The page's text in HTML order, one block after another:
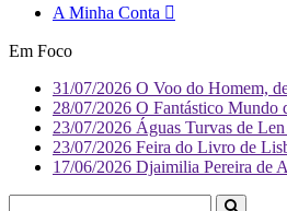
A Minha Conta
Em Foco
31/07/2026 O Voo do Homem,
28/07/2026 O Fantástico Mundo
23/07/2026 Águas Turvas de
23/07/2026 Feira do Livro de
17/06/2026 Djaimilia Pereira de